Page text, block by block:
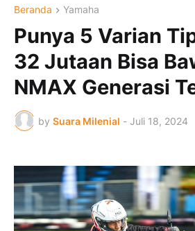
Beranda Yamaha
Punya 5 Varian
32 Jutaan Bisa
NMAX Generasi
by Suara Milenial - Juli 18, 2024